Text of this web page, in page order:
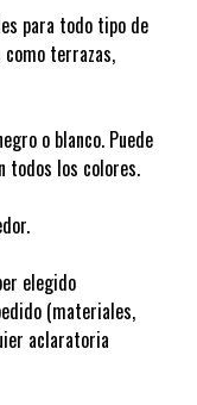
para todo tipo de
terrazas,
o blanco. Puede
todos los colores.
elegido
(materiales,
aclaratoria